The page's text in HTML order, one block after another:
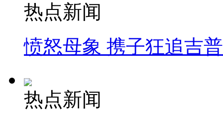
热点新闻
愤怒母象 携子狂追吉
热点新闻